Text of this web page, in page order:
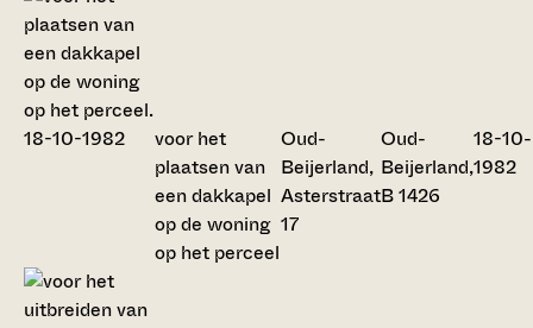
voor het
plaatsen van
een dakkapel
op de woning
op het perceel
Oud-
Beijerland,
Asterstraat
17
Oud-
Beijerland,
B 1426
18-10-
1982